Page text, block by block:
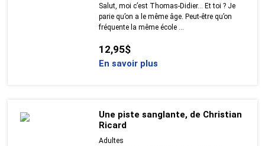
Salut, moi c’est Thomas-Didier… Et toi ? Je
parie qu’on a le même âge. Peut-être qu’on
fréquente la même école ...
12,95$
En savoir plus
Une piste sanglante, de Christian
Ricard
Adultes